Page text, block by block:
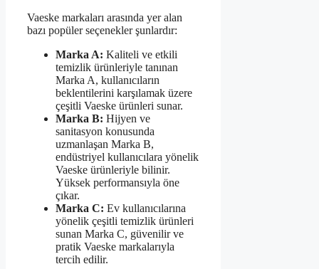
Vaeske markaları arasında yer alan
bazı popüler seçenekler şunlardır:
Marka A: Kaliteli ve etkili
temizlik ürünleriyle tanınan
Marka A, kullanıcıların
beklentilerini karşılamak üzere
çeşitli Vaeske ürünleri sunar.
Marka B: Hijyen ve
sanitasyon konusunda
uzmanlaşan Marka B,
endüstriyel kullanıcılara yönelik
Vaeske ürünleriyle bilinir.
Yüksek performansıyla öne
çıkar.
Marka C: Ev kullanıcılarına
yönelik çeşitli temizlik ürünleri
sunan Marka C, güvenilir ve
pratik Vaeske markalarıyla
tercih edilir.